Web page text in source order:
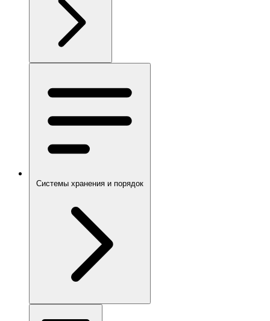
Системы хранения и порядок